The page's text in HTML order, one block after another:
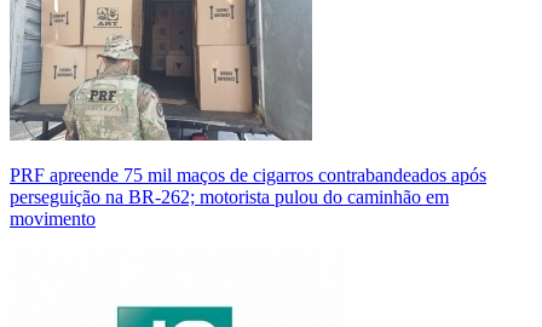
PRF apreende 75 mil maços de cigarros contrabandeados após
perseguição na BR-262; motorista pulou do caminhão em
movimento